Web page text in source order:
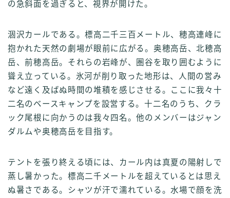
の急斜面を過ぎると、視界が開けた。
涸沢カールである。標高二千三百メートル、穂高連峰に
抱かれた天然の劇場が眼前に広がる。奥穂高岳、北穂高
岳、前穂高岳。それらの岩峰が、圏谷を取り囲むように
聳え立っている。氷河が削り取った地形は、人間の営み
など遠く及ばぬ時間の堆積を感じさせる。ここに我々十
二名のベースキャンプを設営する。十二名のうち、クラ
ック尾根に向かうのは我々四名。他のメンバーはジャン
ダルムや奥穂高岳を目指す。
テントを張り終える頃には、カール内は真夏の陽射しで
蒸し暑かった。標高二千メートルを超えているとは思え
ぬ暑さである。シャツが汗で濡れている。水場で顔を洗